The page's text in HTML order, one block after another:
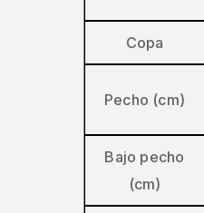
Copa
Pecho (cm)
Bajo pecho
(cm)